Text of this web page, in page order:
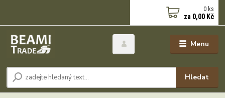
Menu
Hledat
0 ks
za 0,00 Kč